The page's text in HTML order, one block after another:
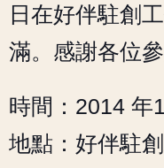
日在好伴駐創
滿。感謝各位參
時間：2014 年
地點：好伴駐